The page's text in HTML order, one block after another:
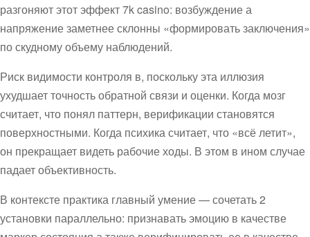
разгоняют этот эффект 7k casino: возбуждение а
напряжение заметнее склонны «формировать заключения»
по скудному объему наблюдений.
Риск видимости контроля в, поскольку эта иллюзия
ухудшает точность обратной связи и оценки. Когда мозг
считает, что понял паттерн, верификации становятся
поверхностными. Когда психика считает, что «всё летит»,
он прекращает видеть рабочие ходы. В этом в ином случае
падает объективность.
В контексте практика главный умение — сочетать 2
установки параллельно: признавать эмоцию в качестве